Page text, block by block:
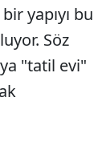
yapıyı bu
Söz
"tatil evi"